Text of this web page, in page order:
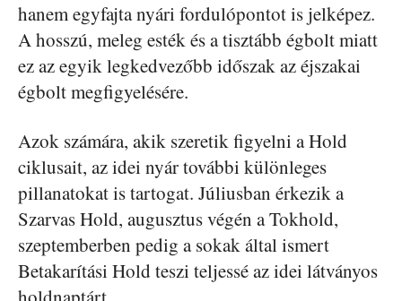
hanem egyfajta nyári fordulópontot is jelképez.
A hosszú, meleg esték és a tisztább égbolt miatt
ez az egyik legkedvezőbb időszak az éjszakai
égbolt megfigyelésére.
Azok számára, akik szeretik figyelni a Hold
ciklusait, az idei nyár további különleges
pillanatokat is tartogat. Júliusban érkezik a
Szarvas Hold, augusztus végén a Tokhold,
szeptemberben pedig a sokak által ismert
Betakarítási Hold teszi teljessé az idei látványos